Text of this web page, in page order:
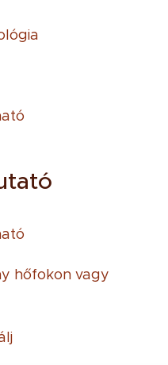
hőfokon vagy